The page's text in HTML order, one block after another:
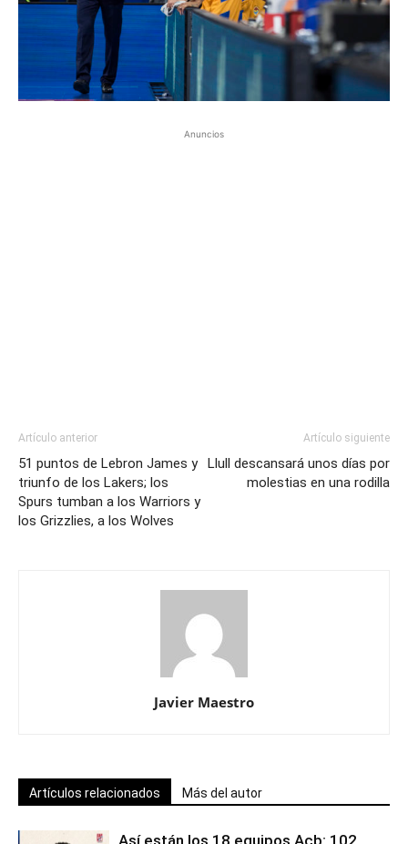
Anuncios
Artículo anterior
51 puntos de Lebron James y
triunfo de los Lakers; los
Spurs tumban a los Warriors y
los Grizzlies, a los Wolves
Artículo siguiente
Llull descansará unos días por
molestias en una rodilla
Javier Maestro
Artículos relacionados Más del autor
Así están los 18 equipos Acb: 102